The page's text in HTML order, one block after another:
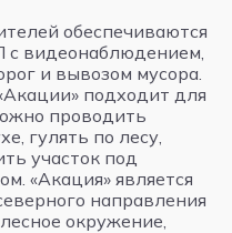
обеспечиваются
видеонаблюдением,
и вывозом мусора.
подходит для
проводить
гулять по лесу,
участок под
«Акация» является
направления
окружение,